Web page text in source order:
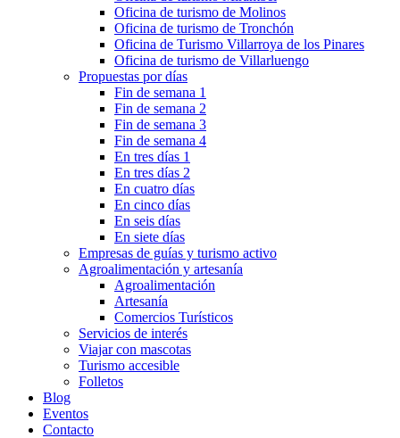
Oficina de turismo de Molinos
Oficina de turismo de Tronchón
Oficina de Turismo Villarroya de los Pinares
Oficina de turismo de Villarluengo
Propuestas por días
Fin de semana 1
Fin de semana 2
Fin de semana 3
Fin de semana 4
En tres días 1
En tres días 2
En cuatro días
En cinco días
En seis días
En siete días
Empresas de guías y turismo activo
Agroalimentación y artesanía
Agroalimentación
Artesanía
Comercios Turísticos
Servicios de interés
Viajar con mascotas
Turismo accesible
Folletos
Blog
Eventos
Contacto